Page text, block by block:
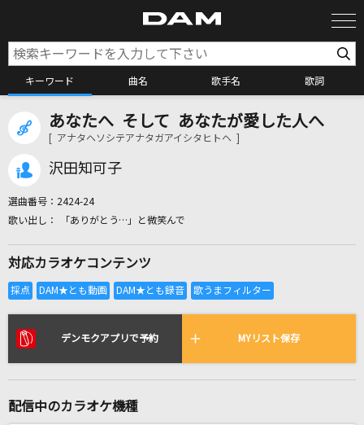
キーワード 曲名 歌手名 歌詞
カラオケ検索
全国りれき
リアルタイムで歌われている曲の一覧
あなたへ そして あなたが愛した人へ
[ アナタヘソシテアナタガアイシタヒトヘ ]
沢田知可子
選曲番号： 2424-24
｢ありがとう…｣ と微笑んで
対応カラオケコンテンツ
デンモクアプリで予約 MYリスト保存
配信中のカラオケ機種